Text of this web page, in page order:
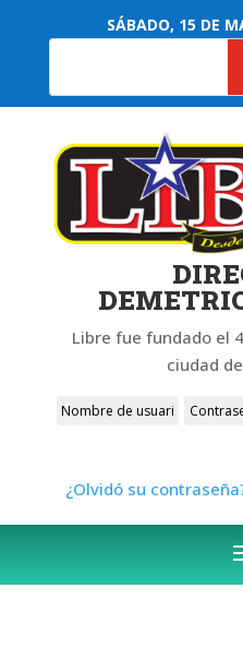
SÁBADO, 15 DE
Libre fue fundado el
ciudad
¿Olvidó su